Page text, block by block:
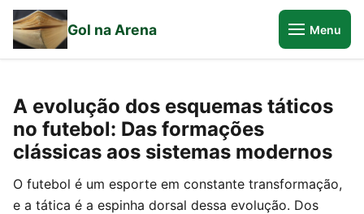
Gol na Arena Menu
A evolução dos esquemas táticos
no futebol: Das formações
clássicas aos sistemas modernos
O futebol é um esporte em constante transformação,
e a tática é a espinha dorsal dessa evolução. Dos